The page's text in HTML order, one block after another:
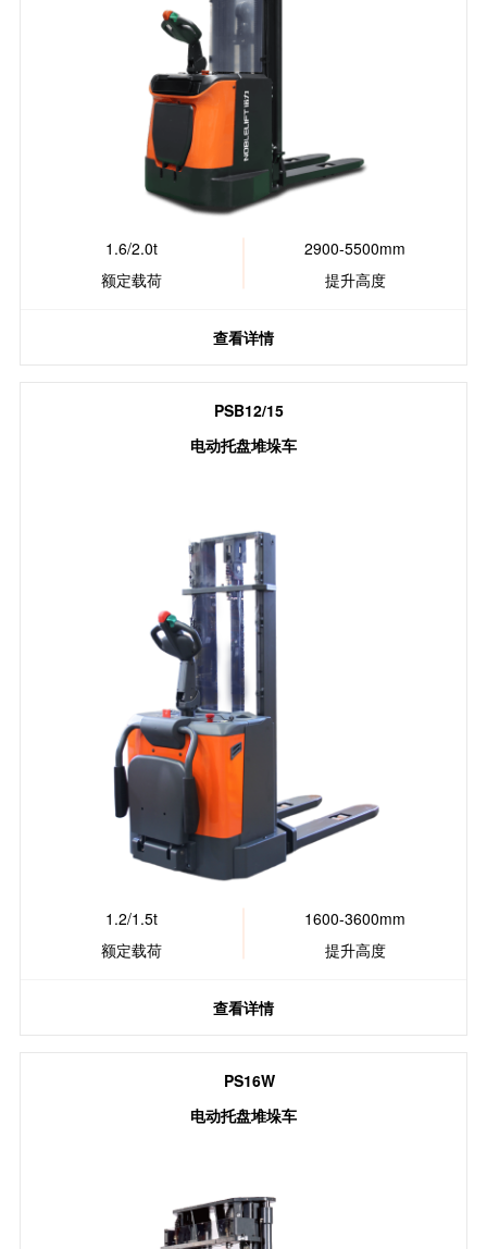
1.6/2.0t
额定载荷
2900-5500mm
提升高度
查看详情
PSB12/15
电动托盘堆垛车
1.2/1.5t
额定载荷
1600-3600mm
提升高度
查看详情
PS16W
电动托盘堆垛车